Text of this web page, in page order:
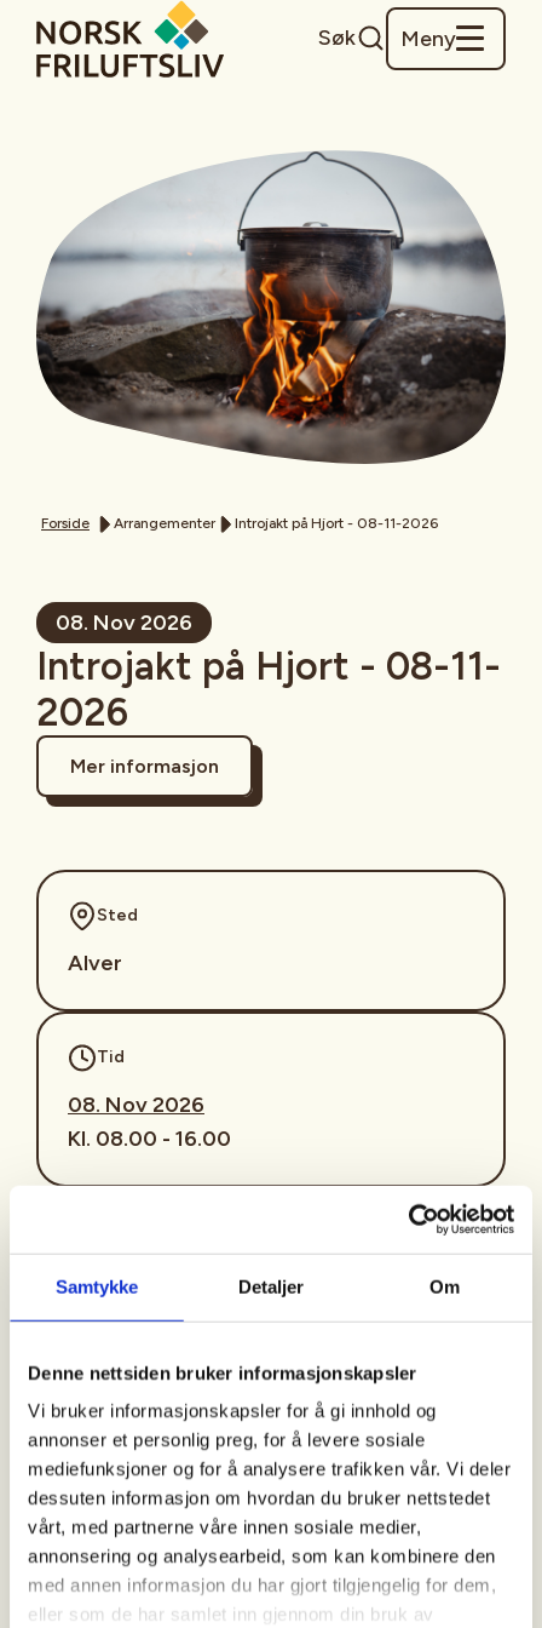
Samtykke Detaljer Om
Denne nettsiden bruker informasjonskapsler
Vi bruker informasjonskapsler for å gi innhold og
annonser et personlig preg, for å levere sosiale
mediefunksjoner og for å analysere trafikken vår. Vi deler
dessuten informasjon om hvordan du bruker nettstedet
vårt, med partnerne våre innen sosiale medier,
annonsering og analysearbeid, som kan kombinere den
med annen informasjon du har gjort tilgjengelig for dem,
eller som de har samlet inn gjennom din bruk av
Søk Meny
Forside Arrangementer Introjakt på Hjort - 08-11-2026
08. Nov 2026
Introjakt på Hjort - 08-11-
2026
Mer informasjon
Sted
Alver
Tid
08. Nov 2026
Kl. 08.00 - 16.00
Nordhordland Jakt- og fiskelag
Kontaktperson
https://91874590
orjan.storsaet@gmail.com
NJFL har tilgjengelig hjortejakt i Dyrkolbotn,
Eiterdalen og Nipo